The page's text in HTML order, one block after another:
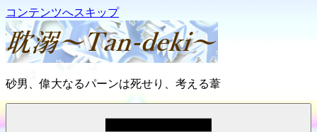
コンテンツへスキップ
耽
砂男、偉大なるパーンは死せり、考える葦